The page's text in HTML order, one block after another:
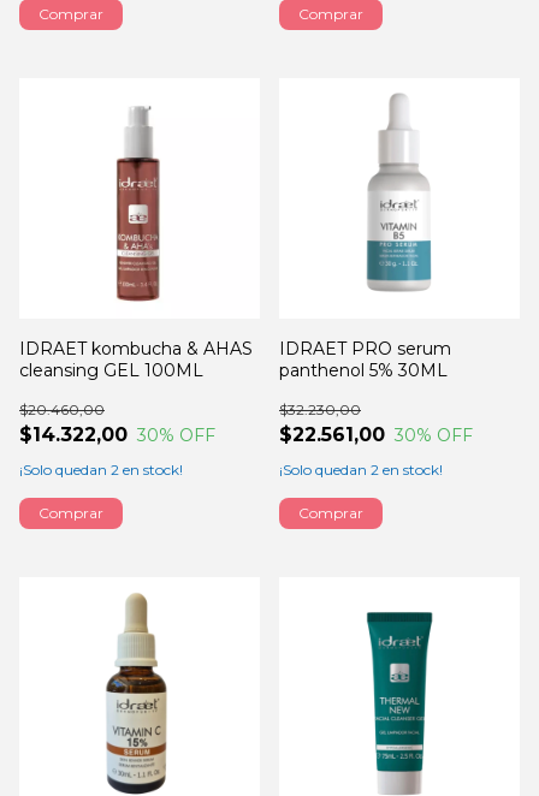
IDRAET kombucha & AHAS
cleansing GEL 100ML
$14.322,00
$20.460,00
30% OFF
¡Solo quedan 2 en stock!
IDRAET PRO serum
panthenol 5% 30ML
$22.561,00
$32.230,00
30% OFF
¡Solo quedan 2 en stock!